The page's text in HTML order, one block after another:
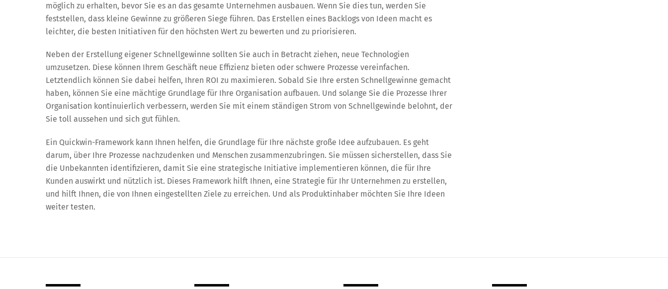
möglich zu erhalten, bevor Sie es an das gesamte Unternehmen ausbauen. Wenn Sie dies tun, werden Sie
feststellen, dass kleine Gewinne zu größeren Siege führen. Das Erstellen eines Backlogs von Ideen macht es
leichter, die besten Initiativen für den höchsten Wert zu bewerten und zu priorisieren.
Neben der Erstellung eigener Schnellgewinne sollten Sie auch in Betracht ziehen, neue Technologien
umzusetzen. Diese können Ihrem Geschäft neue Effizienz bieten oder schwere Prozesse vereinfachen.
Letztendlich können Sie dabei helfen, Ihren ROI zu maximieren. Sobald Sie Ihre ersten Schnellgewinne gemacht
haben, können Sie eine mächtige Grundlage für Ihre Organisation aufbauen. Und solange Sie die Prozesse Ihrer
Organisation kontinuierlich verbessern, werden Sie mit einem ständigen Strom von Schnellgewinde belohnt, der
Sie toll aussehen und sich gut fühlen.
Ein Quickwin-Framework kann Ihnen helfen, die Grundlage für Ihre nächste große Idee aufzubauen. Es geht
darum, über Ihre Prozesse nachzudenken und Menschen zusammenzubringen. Sie müssen sicherstellen, dass Sie
die Unbekannten identifizieren, damit Sie eine strategische Initiative implementieren können, die für Ihre
Kunden auswirkt und nützlich ist. Dieses Framework hilft Ihnen, eine Strategie für Ihr Unternehmen zu erstellen,
und hilft Ihnen, die von Ihnen eingestellten Ziele zu erreichen. Und als Produktinhaber möchten Sie Ihre Ideen
weiter testen.